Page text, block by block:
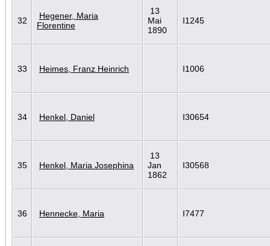
32
Hegener, Maria
Florentine
13
Mai
1890
I1245
33 Heimes, Franz Heinrich I1006
34 Henkel, Daniel I30654
35 Henkel, Maria Josephina
13
Jan
1862
I30568
36 Hennecke, Maria I7477